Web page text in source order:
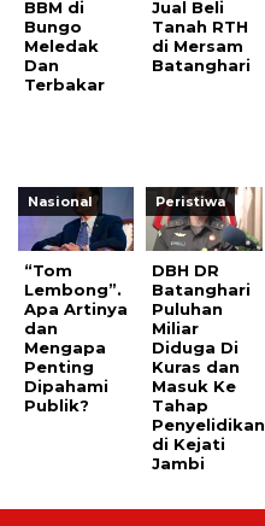
BBM di
Bungo
Meledak
Dan
Terbakar
Jual Beli
Tanah RTH
di Mersam
Batanghari
Nasional
“Tom
Lembong”.
Apa Artinya
dan
Mengapa
Penting
Dipahami
Publik?
Peristiwa
DBH DR
Batanghari
Puluhan
Miliar
Diduga Di
Kuras dan
Masuk Ke
Tahap
Penyelidikan
di Kejati
Jambi